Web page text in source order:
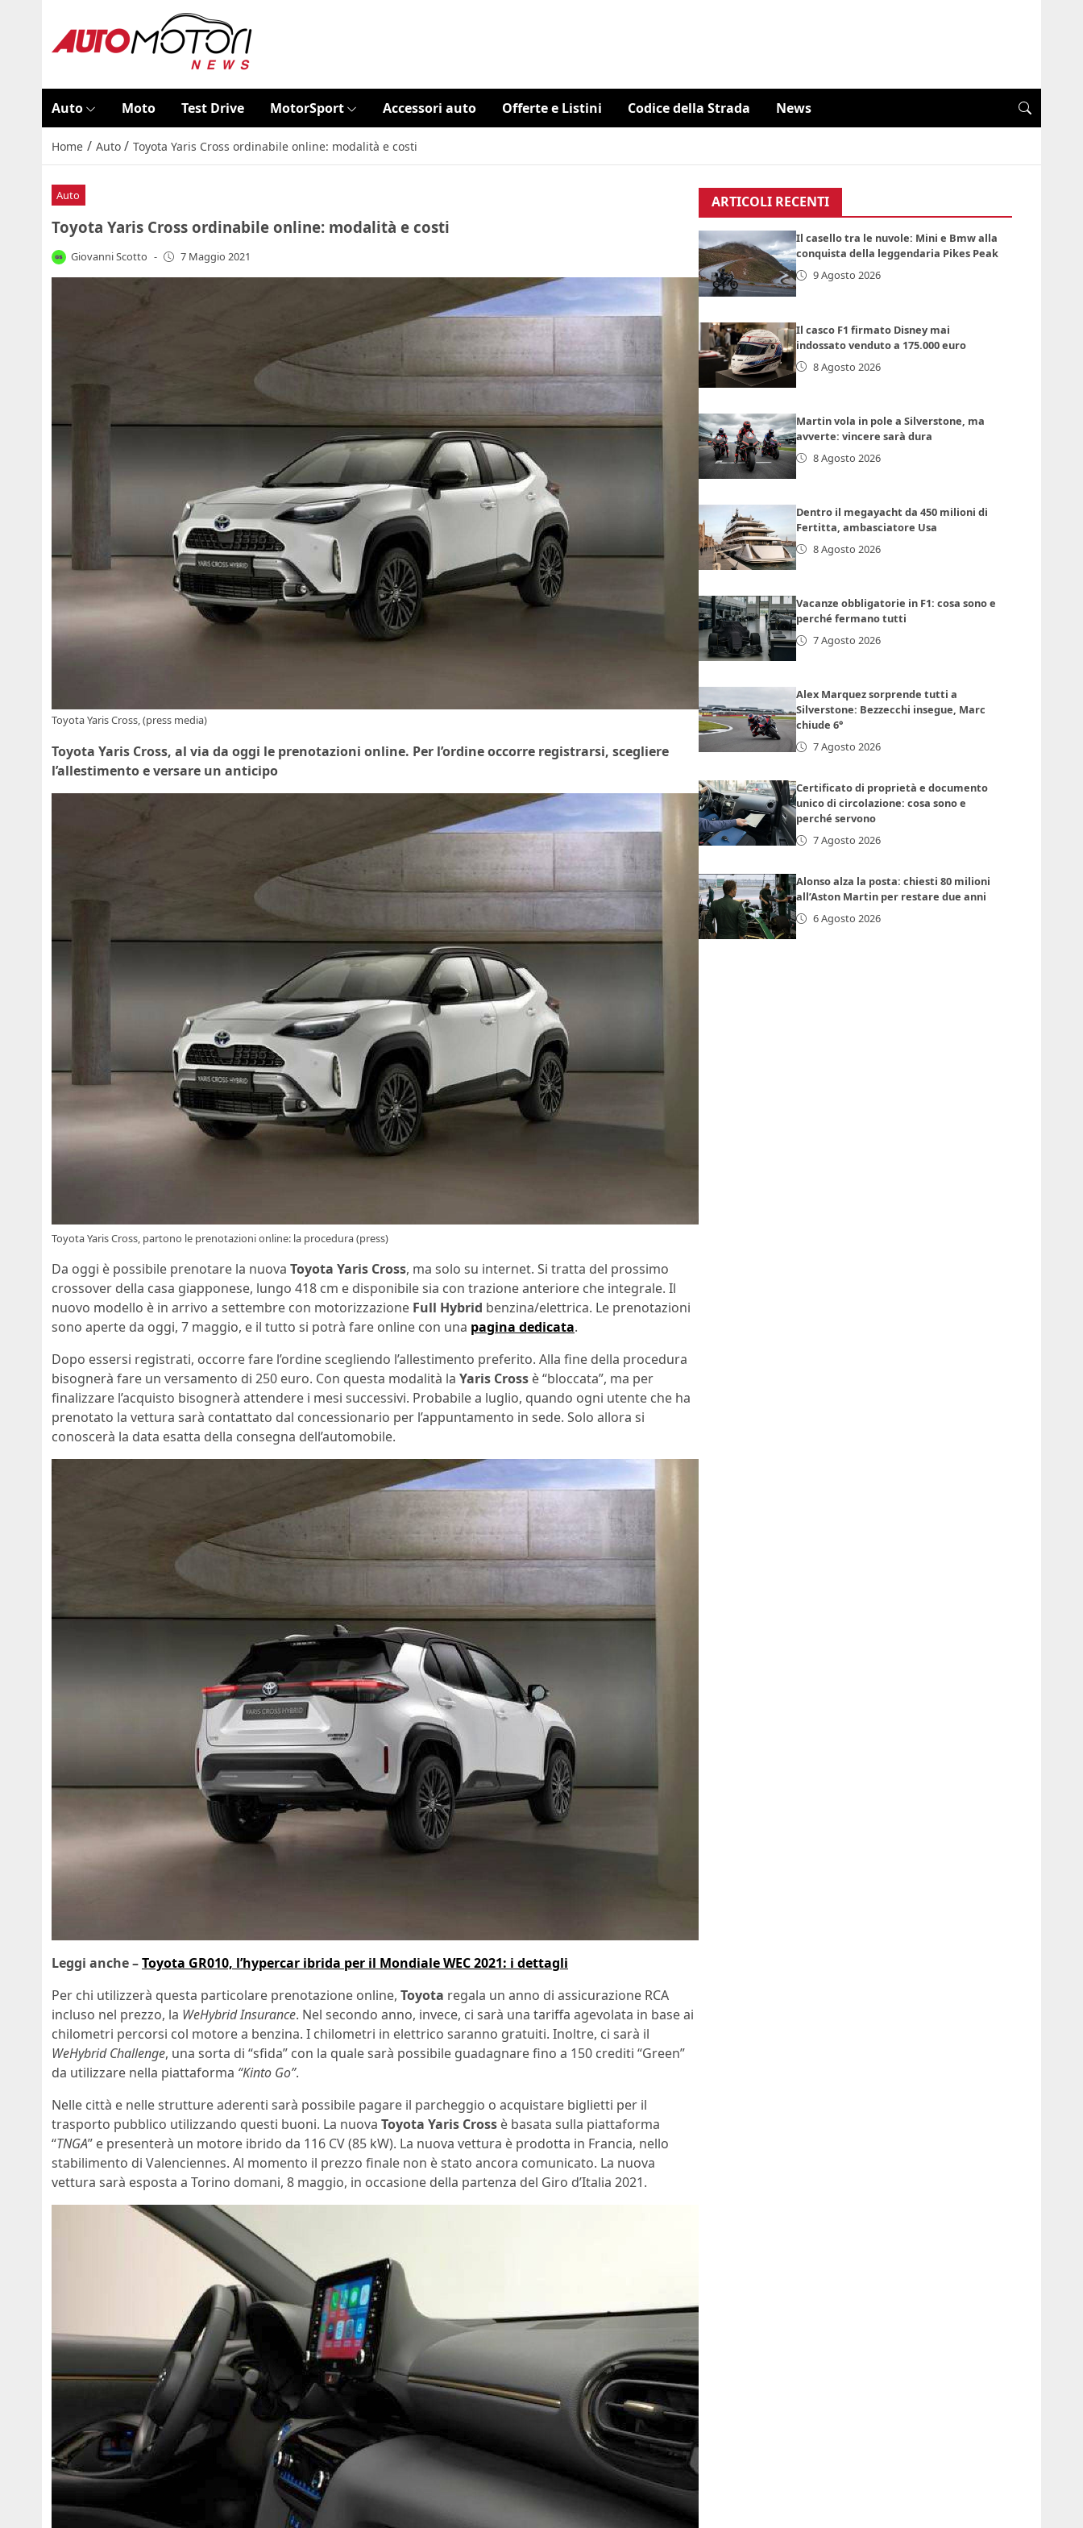
Auto Moto Test Drive MotorSport Accessori auto Offerte e Listini Codice della Strada News
Home / Auto / Toyota Yaris Cross ordinabile online: modalità e costi
Auto
Toyota Yaris Cross ordinabile online: modalità e costi
Giovanni Scotto - 7 Maggio 2021
Toyota Yaris Cross, (press media)
Toyota Yaris Cross, al via da oggi le prenotazioni online. Per l’ordine occorre registrarsi, scegliere
l’allestimento e versare un anticipo
Toyota Yaris Cross, partono le prenotazioni online: la procedura (press)
Da oggi è possibile prenotare la nuova Toyota Yaris Cross, ma solo su internet. Si tratta del prossimo
crossover della casa giapponese, lungo 418 cm e disponibile sia con trazione anteriore che integrale. Il
nuovo modello è in arrivo a settembre con motorizzazione Full Hybrid benzina/elettrica. Le prenotazioni
sono aperte da oggi, 7 maggio, e il tutto si potrà fare online con una pagina dedicata.
Dopo essersi registrati, occorre fare l’ordine scegliendo l’allestimento preferito. Alla fine della procedura
bisognerà fare un versamento di 250 euro. Con questa modalità la Yaris Cross è “bloccata”, ma per
finalizzare l’acquisto bisognerà attendere i mesi successivi. Probabile a luglio, quando ogni utente che ha
prenotato la vettura sarà contattato dal concessionario per l’appuntamento in sede. Solo allora si
conoscerà la data esatta della consegna dell’automobile.
Leggi anche –Toyota GR010, l’hypercar ibrida per il Mondiale WEC 2021: i dettagli
Per chi utilizzerà questa particolare prenotazione online, Toyota regala un anno di assicurazione RCA
incluso nel prezzo, la WeHybrid Insurance. Nel secondo anno, invece, ci sarà una tariffa agevolata in base ai
chilometri percorsi col motore a benzina. I chilometri in elettrico saranno gratuiti. Inoltre, ci sarà il
WeHybrid Challenge, una sorta di “sfida” con la quale sarà possibile guadagnare fino a 150 crediti “Green”
da utilizzare nella piattaforma “Kinto Go”.
Nelle città e nelle strutture aderenti sarà possibile pagare il parcheggio o acquistare biglietti per il
trasporto pubblico utilizzando questi buoni. La nuova Toyota Yaris Cross è basata sulla piattaforma
“TNGA” e presenterà un motore ibrido da 116 CV (85 kW). La nuova vettura è prodotta in Francia, nello
stabilimento di Valenciennes. Al momento il prezzo finale non è stato ancora comunicato. La nuova
vettura sarà esposta a Torino domani, 8 maggio, in occasione della partenza del Giro d’Italia 2021.
ARTICOLI RECENTI
Il casello tra le nuvole: Mini e Bmw alla
conquista della leggendaria Pikes Peak
9 Agosto 2026
Il casco F1 firmato Disney mai
indossato venduto a 175.000 euro
8 Agosto 2026
Martin vola in pole a Silverstone, ma
avverte: vincere sarà dura
8 Agosto 2026
Dentro il megayacht da 450 milioni di
Fertitta, ambasciatore Usa
8 Agosto 2026
Vacanze obbligatorie in F1: cosa sono e
perché fermano tutti
7 Agosto 2026
Alex Marquez sorprende tutti a
Silverstone: Bezzecchi insegue, Marc
chiude 6°
7 Agosto 2026
Certificato di proprietà e documento
unico di circolazione: cosa sono e
perché servono
7 Agosto 2026
Alonso alza la posta: chiesti 80 milioni
all’Aston Martin per restare due anni
6 Agosto 2026